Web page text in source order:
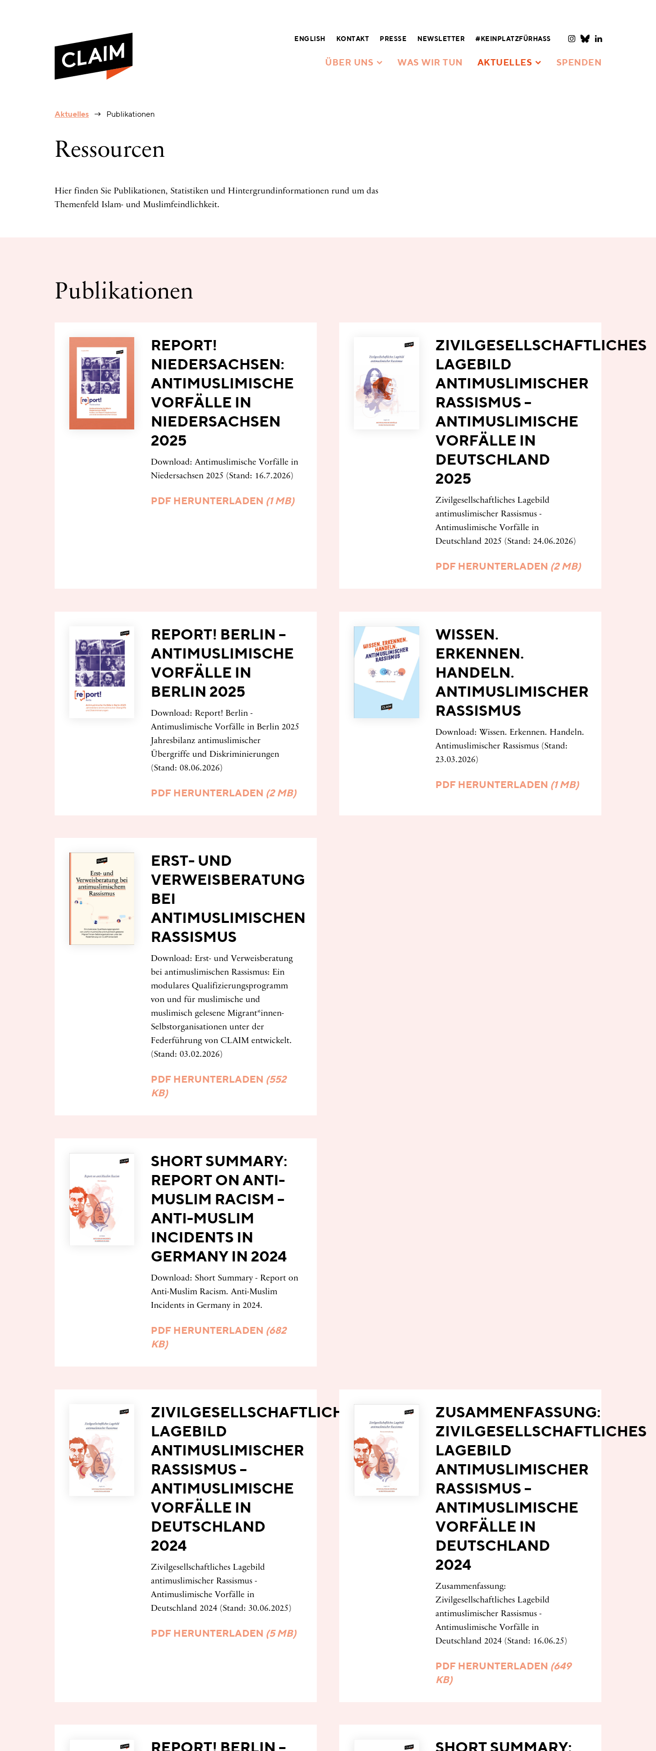
ENGLISH KONTAKT PRESSE NEWSLETTER #KEINPLATZFÜRHASS
ÜBER UNS WAS WIR TUN AKTUELLES SPENDEN
Aktuelles Publikationen
Ressourcen
Hier finden Sie Publikationen, Statistiken und Hintergrundinformationen rund um das
Themenfeld Islam- und Muslimfeindlichkeit.
Publikationen
REPORT!
NIEDERSACHSEN:
ANTIMUSLIMISCHE
VORFÄLLE IN
NIEDERSACHSEN
2025
Download: Antimuslimische Vorfälle in
Niedersachsen 2025 (Stand: 16.7.2026)
PDF HERUNTERLADEN (1 MB)
ZIVILGESELLSCHAFTLICHES
LAGEBILD
ANTIMUSLIMISCHER
RASSISMUS –
ANTIMUSLIMISCHE
VORFÄLLE IN
DEUTSCHLAND
2025
Zivilgesellschaftliches Lagebild
antimuslimischer Rassismus -
Antimuslimische Vorfälle in
Deutschland 2025 (Stand: 24.06.2026)
PDF HERUNTERLADEN (2 MB)
REPORT! BERLIN –
ANTIMUSLIMISCHE
VORFÄLLE IN
BERLIN 2025
Download: Report! Berlin -
Antimuslimische Vorfälle in Berlin 2025
Jahresbilanz antimuslimischer
Übergriffe und Diskriminierungen
(Stand: 08.06.2026)
PDF HERUNTERLADEN (2 MB)
WISSEN.
ERKENNEN.
HANDELN.
ANTIMUSLIMISCHER
RASSISMUS
Download: Wissen. Erkennen. Handeln.
Antimuslimischer Rassismus (Stand:
23.03.2026)
PDF HERUNTERLADEN (1 MB)
ERST- UND
VERWEISBERATUNG
BEI
ANTIMUSLIMISCHEN
RASSISMUS
Download: Erst- und Verweisberatung
bei antimuslimischen Rassismus: Ein
modulares Qualifizierungsprogramm
von und für muslimische und
muslimisch gelesene Migrant*innen-
Selbstorganisationen unter der
Federführung von CLAIM entwickelt.
(Stand: 03.02.2026)
PDF HERUNTERLADEN (552
KB)
SHORT SUMMARY:
REPORT ON ANTI-
MUSLIM RACISM –
ANTI-MUSLIM
INCIDENTS IN
GERMANY IN 2024
Download: Short Summary - Report on
Anti-Muslim Racism. Anti-Muslim
Incidents in Germany in 2024.
PDF HERUNTERLADEN (682
KB)
ZIVILGESELLSCHAFTLICHES
LAGEBILD
ANTIMUSLIMISCHER
RASSISMUS –
ANTIMUSLIMISCHE
VORFÄLLE IN
DEUTSCHLAND
2024
Zivilgesellschaftliches Lagebild
antimuslimischer Rassismus -
Antimuslimische Vorfälle in
Deutschland 2024 (Stand: 30.06.2025)
PDF HERUNTERLADEN (5 MB)
ZUSAMMENFASSUNG:
ZIVILGESELLSCHAFTLICHES
LAGEBILD
ANTIMUSLIMISCHER
RASSISMUS –
ANTIMUSLIMISCHE
VORFÄLLE IN
DEUTSCHLAND
2024
Zusammenfassung:
Zivilgesellschaftliches Lagebild
antimuslimischer Rassismus -
Antimuslimische Vorfälle in
Deutschland 2024 (Stand: 16.06.25)
PDF HERUNTERLADEN (649
KB)